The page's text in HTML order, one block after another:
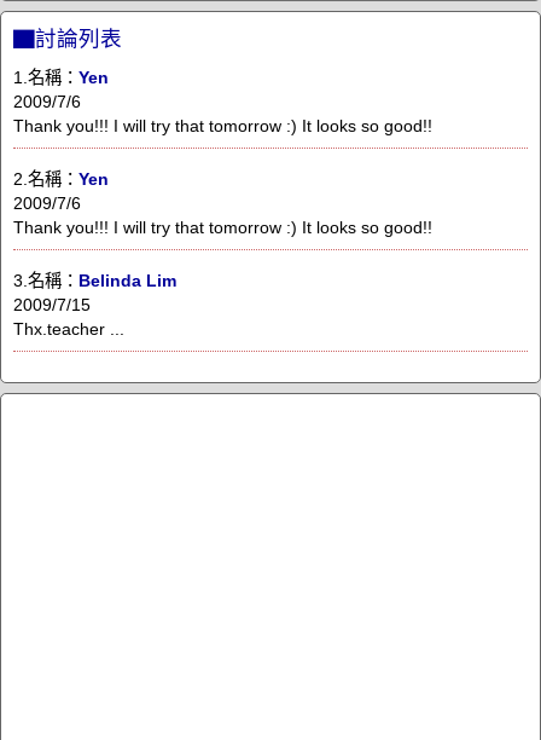
▇討論列表
1.名稱： Yen
2009/7/6
Thank you!!! I will try that tomorrow :) It looks so good!!
2.名稱： Yen
2009/7/6
Thank you!!! I will try that tomorrow :) It looks so good!!
3.名稱： Belinda Lim
2009/7/15
Thx.teacher ...